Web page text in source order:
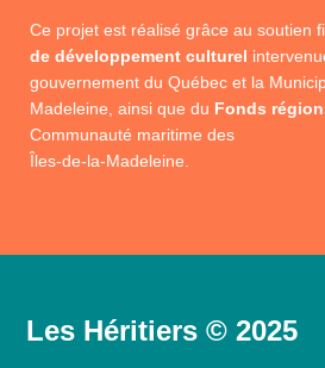
Ce projet est réalisé grâce au soutien
de développement culturel
gouvernement du Québec et la
Madeleine, ainsi que du Fonds
Communauté maritime des
Îles-de-la-Madeleine.
Les Héritiers © 2025